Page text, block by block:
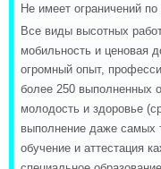
Не имеет ограничений по
Все виды высотных
мобильность и ценовая
огромный опыт,
более 250 выполненных
молодость и здоровье
выполнение даже самых
обучение и аттестация